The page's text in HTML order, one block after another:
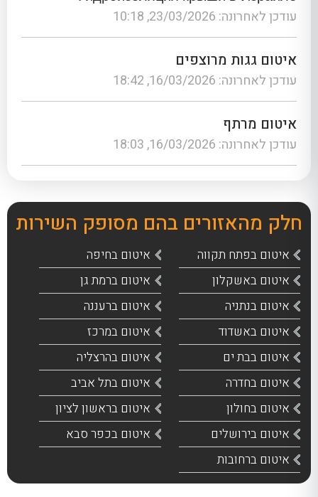
עודכן לאחרונה: 23/03/2026, 10:18
איטום גגות מרוצפים
עודכן לאחרונה: 16/03/2026, 18:42
איטום מרתף
עודכן לאחרונה: 16/03/2026, 18:03
חלק מהאזורים בהם מסופק השירות
איטום בפתח תקווה
איטום בחיפה
איטום באשקלון
איטום ברמת גן
איטום בנתניה
איטום ברעננה
איטום באשדוד
איטום במרכז
איטום בבת ים
איטום בהרצליה
איטום בחדרה
איטום בתל אביב
איטום בחולון
איטום בראשון לציון
איטום בירושלים
איטום בכפר סבא
איטום ברחובות